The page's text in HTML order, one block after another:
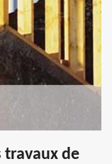
travaux de